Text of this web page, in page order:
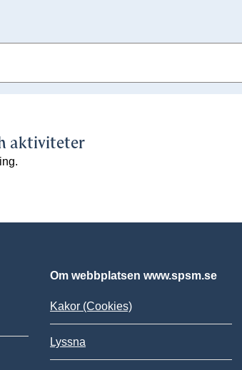
aktiviteter
Om webbplatsen www.spsm.se
Kakor (Cookies)
Lyssna